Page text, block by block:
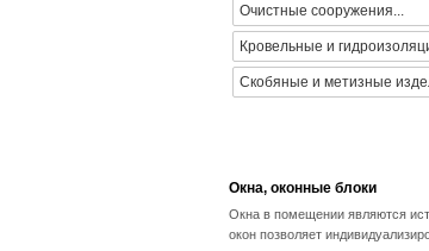
Очистные сооружения...
Кровельные и
Скобяные и метизные
Окна, оконные блоки
Окна в помещении являются
окон позволяет